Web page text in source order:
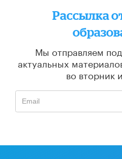
Рассылка
Мы отправляем
актуальных
во вторник